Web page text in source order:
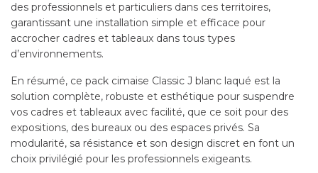
des professionnels et particuliers dans ces territoires,
garantissant une installation simple et efficace pour
accrocher cadres et tableaux dans tous types
d’environnements.
En résumé, ce pack cimaise Classic J blanc laqué est la
solution complète, robuste et esthétique pour suspendre
vos cadres et tableaux avec facilité, que ce soit pour des
expositions, des bureaux ou des espaces privés. Sa
modularité, sa résistance et son design discret en font un
choix privilégié pour les professionnels exigeants.